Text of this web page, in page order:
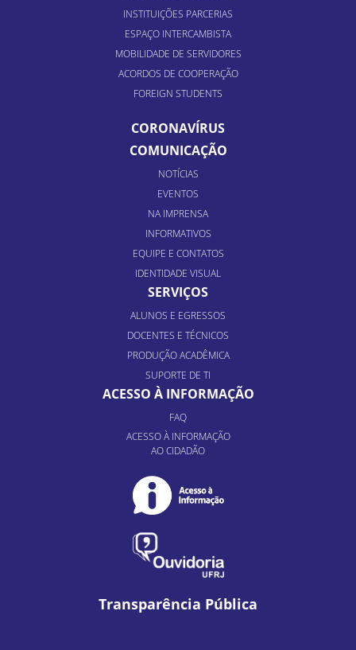
INSTITUIÇÕES PARCERIAS
ESPAÇO INTERCAMBISTA
MOBILIDADE DE SERVIDORES
ACORDOS DE COOPERAÇÃO
FOREIGN STUDENTS
CORONAVÍRUS
COMUNICAÇÃO
NOTÍCIAS
EVENTOS
NA IMPRENSA
INFORMATIVOS
EQUIPE E CONTATOS
IDENTIDADE VISUAL
SERVIÇOS
ALUNOS E EGRESSOS
DOCENTES E TÉCNICOS
PRODUÇÃO ACADÊMICA
SUPORTE DE TI
ACESSO À INFORMAÇÃO
FAQ
ACESSO À INFORMAÇÃO
AO CIDADÃO
Transparência Pública